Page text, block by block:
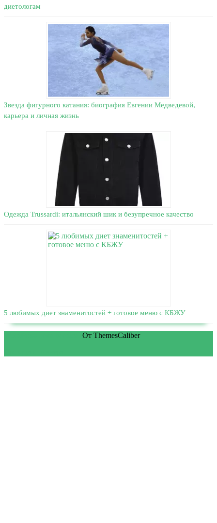
диетологам
Звезда фигурного катания: биография Евгении Медведевой,
карьера и личная жизнь
Одежда Trussardi: итальянский шик и безупречное качество
5 любимых диет знаменитостей + готовое меню с КБЖУ
От ThemesCaliber